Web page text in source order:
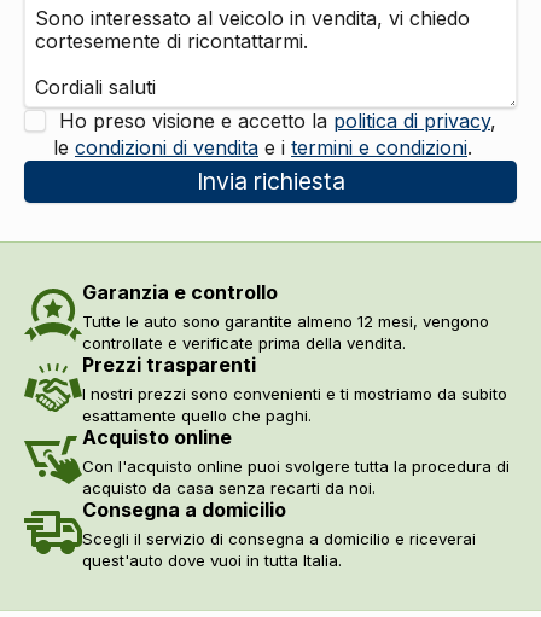
Ho preso visione e accetto la politica di privacy,
le condizioni di vendita e i termini e condizioni.
Invia richiesta
Garanzia e controllo
Tutte le auto sono garantite almeno 12 mesi, vengono
controllate e verificate prima della vendita.
Prezzi trasparenti
I nostri prezzi sono convenienti e ti mostriamo da subito
esattamente quello che paghi.
Acquisto online
Con l'acquisto online puoi svolgere tutta la procedura di
acquisto da casa senza recarti da noi.
Consegna a domicilio
Scegli il servizio di consegna a domicilio e riceverai
quest'auto dove vuoi in tutta Italia.